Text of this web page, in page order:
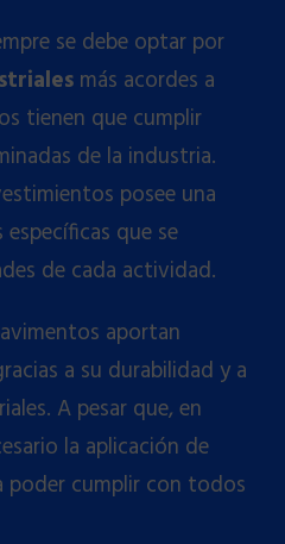
se debe optar por
más acordes a
tienen que cumplir
de la industria.
posee una
que se
de cada actividad.
aportan
a su durabilidad y a
A pesar que, en
la aplicación de
poder cumplir con todos